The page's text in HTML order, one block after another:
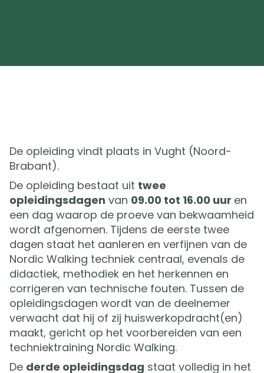
De opleiding vindt plaats in Vught (Noord-
Brabant).
De opleiding bestaat uit twee
opleidingsdagen van 09.00 tot 16.00 uur en
een dag waarop de proeve van bekwaamheid
wordt afgenomen. Tijdens de eerste twee
dagen staat het aanleren en verfijnen van de
Nordic Walking techniek centraal, evenals de
didactiek, methodiek en het herkennen en
corrigeren van technische fouten. Tussen de
opleidingsdagen wordt van de deelnemer
verwacht dat hij of zij huiswerkopdracht(en)
maakt, gericht op het voorbereiden van een
techniektraining Nordic Walking.
De derde opleidingsdag staat volledig in het